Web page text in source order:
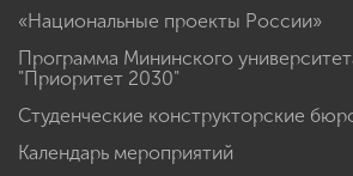
«Национальные проекты России»
Программа Мининского
"Приоритет 2030"
Студенческие конструкторские
Календарь мероприятий